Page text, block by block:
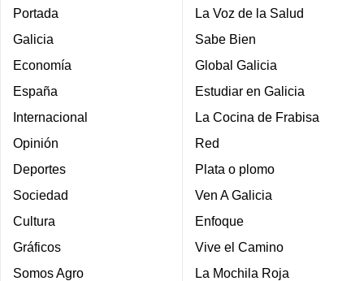
Portada
Galicia
Economía
España
Internacional
Opinión
Deportes
Sociedad
Cultura
Gráficos
Somos Agro
La Voz de la Salud
Sabe Bien
Global Galicia
Estudiar en Galicia
La Cocina de Frabisa
Red
Plata o plomo
Ven A Galicia
Enfoque
Vive el Camino
La Mochila Roja